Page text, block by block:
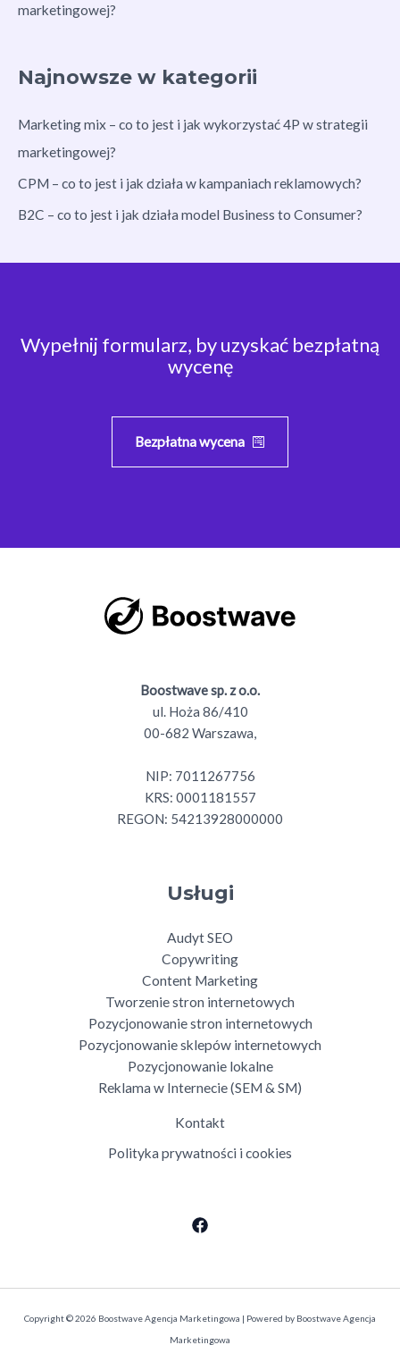
marketingowej?
Najnowsze w kategorii
Marketing mix – co to jest i jak wykorzystać 4P w strategii
marketingowej?
CPM – co to jest i jak działa w kampaniach reklamowych?
B2C – co to jest i jak działa model Business to Consumer?
Wypełnij formularz, by uzyskać bezpłatną
wycenę
Bezpłatna wycena
Boostwave sp. z o.o.
ul. Hoża 86/410
00-682 Warszawa,
NIP: 7011267756
KRS: 0001181557
REGON: 54213928000000
Usługi
Audyt SEO
Copywriting
Content Marketing
Tworzenie stron internetowych
Pozycjonowanie stron internetowych
Pozycjonowanie sklepów internetowych
Pozycjonowanie lokalne
Reklama w Internecie (SEM & SM)
Kontakt
Polityka prywatności i cookies
Copyright © 2026 Boostwave Agencja Marketingowa | Powered by Boostwave Agencja
Marketingowa